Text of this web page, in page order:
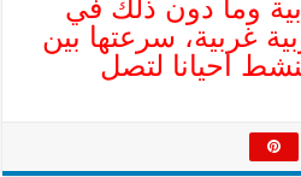
وما دون ذلك في
غربية، سرعتها بين
احيانا لتصل